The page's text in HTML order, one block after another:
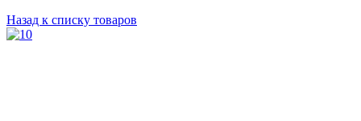
Назад к списку товаров